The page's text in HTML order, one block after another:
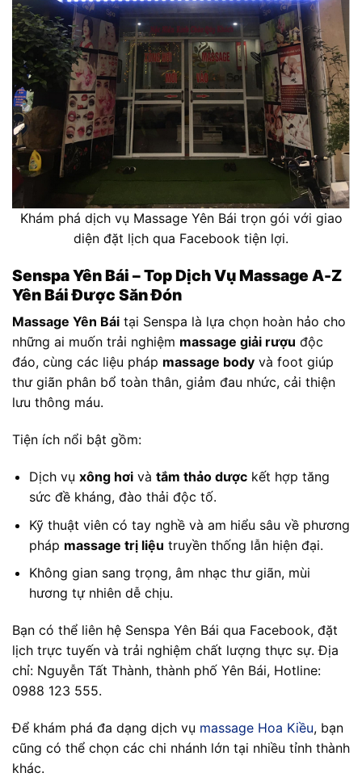
Khám phá dịch vụ Massage Yên Bái trọn gói với giao
diện đặt lịch qua Facebook tiện lợi.
Senspa Yên Bái – Top Dịch Vụ Massage A-Z
Yên Bái Được Săn Đón
Massage Yên Bái tại Senspa là lựa chọn hoàn hảo cho
những ai muốn trải nghiệm massage giải rượu độc
đáo, cùng các liệu pháp massage body và foot giúp
thư giãn phân bổ toàn thân, giảm đau nhức, cải thiện
lưu thông máu.
Tiện ích nổi bật gồm:
Dịch vụ xông hơivà tắm thảo dượckết hợp tăng
sức đề kháng, đào thải độc tố.
Kỹ thuật viên có tay nghề và am hiểu sâu về phương
pháp massage trị liệu truyền thống lẫn hiện đại.
Không gian sang trọng, âm nhạc thư giãn, mùi
hương tự nhiên dễ chịu.
Bạn có thể liên hệ Senspa Yên Bái qua Facebook, đặt
lịch trực tuyến và trải nghiệm chất lượng thực sự. Địa
chỉ: Nguyễn Tất Thành, thành phố Yên Bái, Hotline:
0988 123 555.
Để khám phá đa dạng dịch vụ massage Hoa Kiều, bạn
cũng có thể chọn các chi nhánh lớn tại nhiều tỉnh thành
khác.